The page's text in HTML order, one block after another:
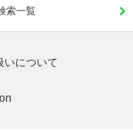
索一覧
いについて